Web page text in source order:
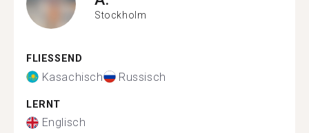
Stockholm
FLIESSEND
Kasachisch Russisch
LERNT
Englisch